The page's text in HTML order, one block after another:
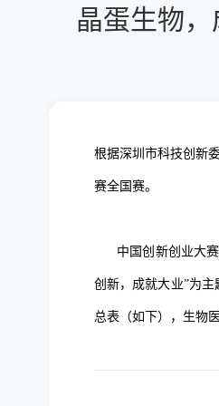
晶蛋生物
根据深圳市科技创新
赛全国赛。
中国创新创业大赛
创新，成就大业”为
总表（如下），生物